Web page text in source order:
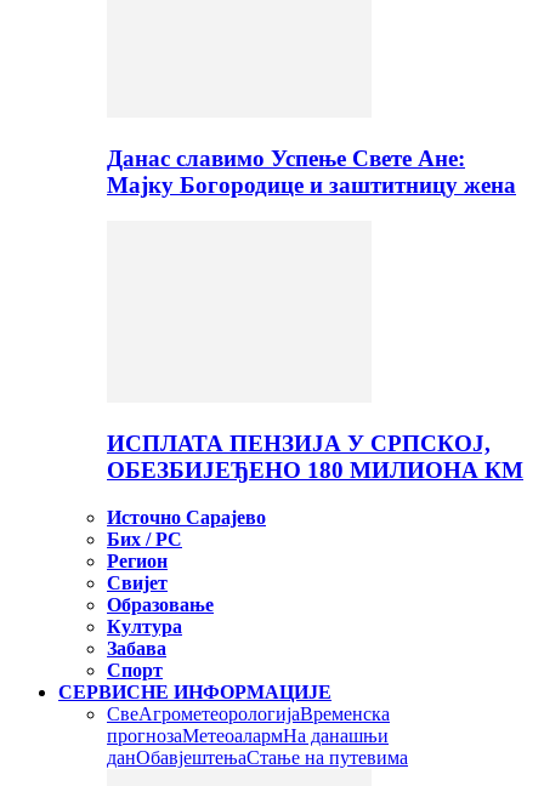
Данас славимо Успење Свете Ане:
Мајку Богородице и заштитницу жена
ИСПЛАТА ПЕНЗИЈА У СРПСКОЈ,
ОБЕЗБИЈЕЂЕНО 180 МИЛИОНА КМ
Источно Сарајево
Бих / РС
Регион
Свијет
Образовање
Култура
Забава
Спорт
СЕРВИСНЕ ИНФОРМАЦИЈЕ
СвеАгрометеорологијаВременска
прогнозаМетеоалармНа данашњи
данОбавјештењаСтање на путевима